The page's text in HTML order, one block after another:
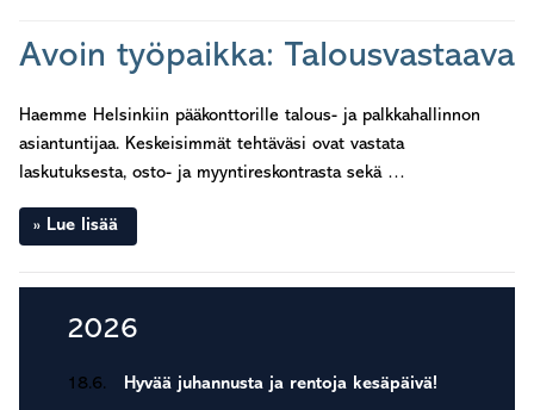
Avoin työpaikka: Talousvastaava
Haemme Helsinkiin pääkonttorille talous- ja palkkahallinnon
asiantuntijaa. Keskeisimmät tehtäväsi ovat vastata
laskutuksesta, osto- ja myyntireskontrasta sekä …
Lue lisää
Ensisijainen
sivupalkki
2026
18.6. Hyvää juhannusta ja rentoja kesäpäivä!